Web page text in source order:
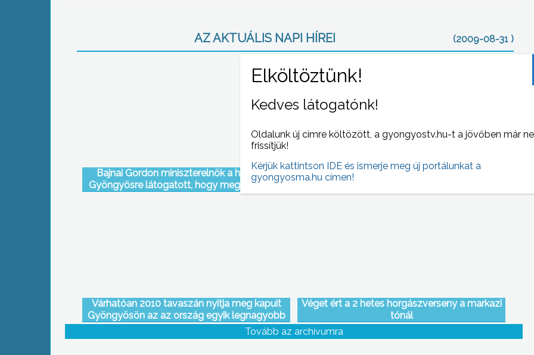
AZ AKTUÁLIS NAPI HÍREI (2009-08-31 )
Bajnai Gordon miniszterelnök a hétvégén
Gyöngyösre látogatott, hogy megismerje az
Orczy kert és kastély Europa Nostra Nagydíjas
Holnaptól Nagyrédén is bevezetik az általános
alapú oktatást
Várhatóan 2010 tavaszán nyitja meg kapuit
Gyöngyösön az az ország egyik legnagyobb
barkácsáruháza, amelynek az építkezései már
elkezdődtek a nyugati elkerülő úti hipermarket
Véget ért a 2 hetes horgászverseny a markazi
tónál
Tovább az archívumra
Kedves látogatónk!
Oldalunk új címre költözött, a gyongyostv.hu-t a jövőben már
frissítjük!
Kérjük kattintson IDE és ismerje meg új portálunkat a
gyongyosma.hu címen!